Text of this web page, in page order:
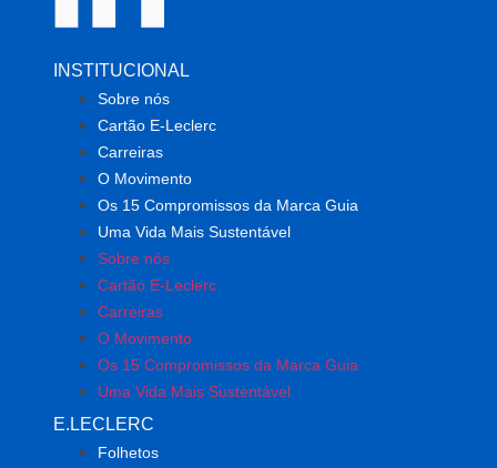
INSTITUCIONAL
Sobre nós
Cartão E-Leclerc
Carreiras
O Movimento
Os 15 Compromissos da Marca Guia
Uma Vida Mais Sustentável
Sobre nós
Cartão E-Leclerc
Carreiras
O Movimento
Os 15 Compromissos da Marca Guia
Uma Vida Mais Sustentável
E.LECLERC
Folhetos